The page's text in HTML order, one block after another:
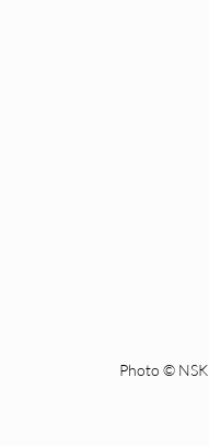
Photo © NSK